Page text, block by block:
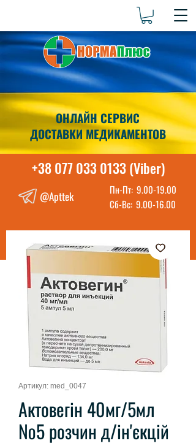
ОНЛАЙН СЕРВИС
ДОСТАВКИ МЕДИКАМЕНТОВ
+38 077 033 0133 (Viber)
@Apttek Пн-Пт: 9.00-19.00
Сб-Вс: 9.00-16.00
Артикул: med_0047
Актовегін 40мг/5мл
№5 розчин д/ін'єкцій